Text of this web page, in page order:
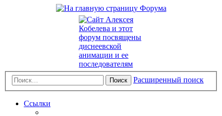
Поиск Расширенный поиск
Ссылки